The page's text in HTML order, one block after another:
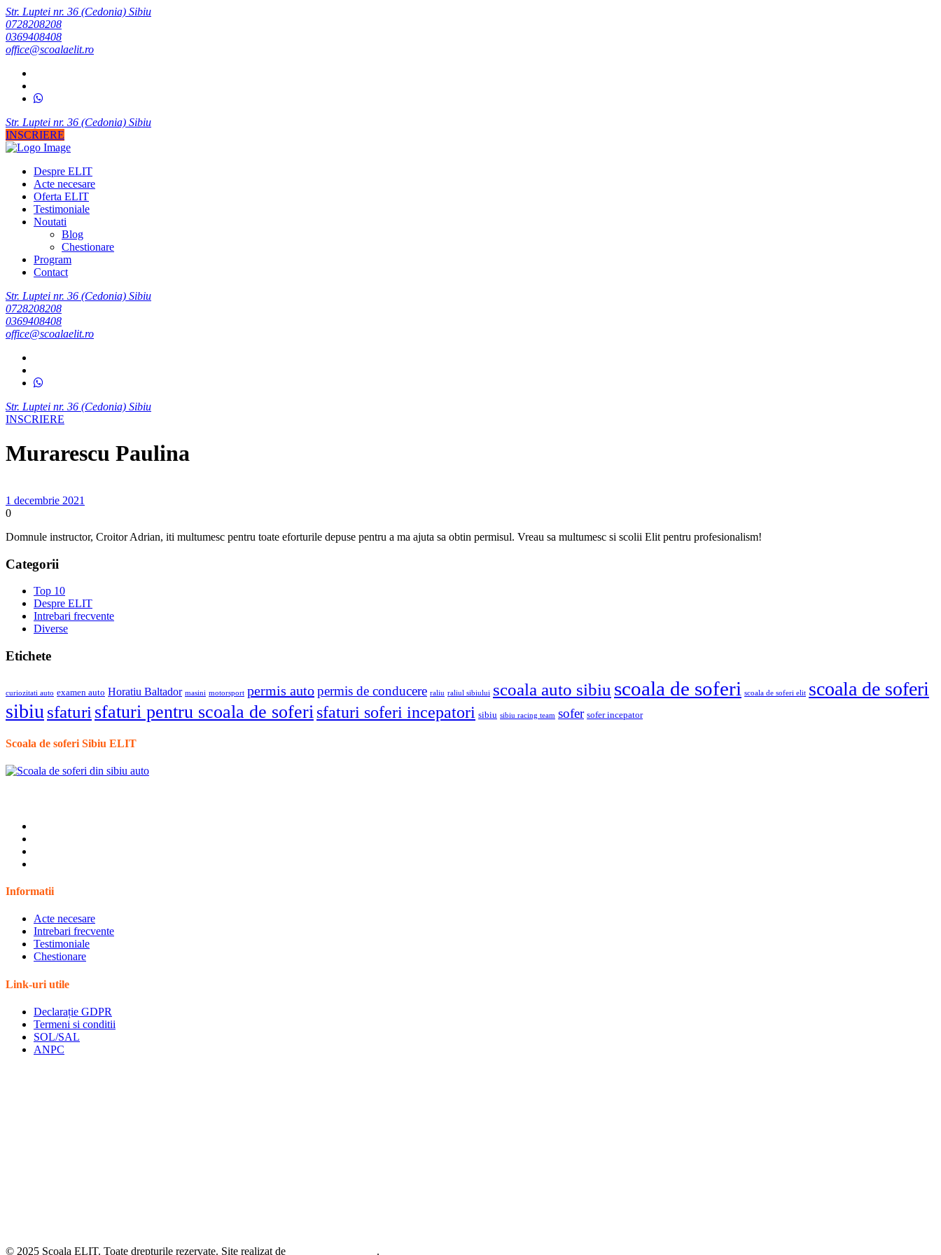
Str. Luptei nr. 36 (Cedonia) Sibiu
0728208208
0369408408
office@scoalaelit.ro
Str. Luptei nr. 36 (Cedonia) Sibiu
INSCRIERE
Despre ELIT
Acte necesare
Oferta ELIT
Testimoniale
Noutati
Blog
Chestionare
Program
Contact
Str. Luptei nr. 36 (Cedonia) Sibiu
0728208208
0369408408
office@scoalaelit.ro
Str. Luptei nr. 36 (Cedonia) Sibiu
INSCRIERE
Murarescu Paulina
1 decembrie 2021
0
Domnule instructor, Croitor Adrian, iti multumesc pentru toate eforturile depuse pentru a ma ajuta sa obtin permisul. Vreau sa multumesc si scolii Elit pentru profesionalism!
Categorii
Top 10
Despre ELIT
Intrebari frecvente
Diverse
Etichete
curiozitati auto examen auto Horatiu Baltador masini motorsport permis autopermis de conducere raliu raliul sibiului scoala auto sibiu scoala de soferi scoala de soferi elit scoala de soferi
sibiu sfaturi sfaturi pentru scoala de soferi sfaturi soferi incepatori sibiu sibiu racing team sofer sofer incepator
Scoala de soferi Sibiu ELIT
Informatii
Acte necesare
Intrebari frecvente
Testimoniale
Chestionare
Link-uri utile
Declarație GDPR
Termeni si conditii
SOL/SAL
ANPC
© 2025 Scoala ELIT. Toate drepturile rezervate. Site realizat de .